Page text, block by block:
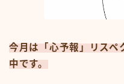
今月は「心予報」リスペ
中です。